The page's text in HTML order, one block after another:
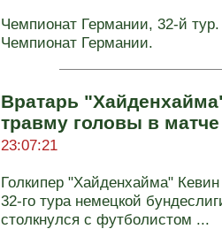
Чемпионат Германии, 32-й
Чемпионат Германии.
Вратарь
травму головы в
23:07:21
Голкипер "Хайденхайма"
32-го тура немецкой
столкнулся с футболистом ...